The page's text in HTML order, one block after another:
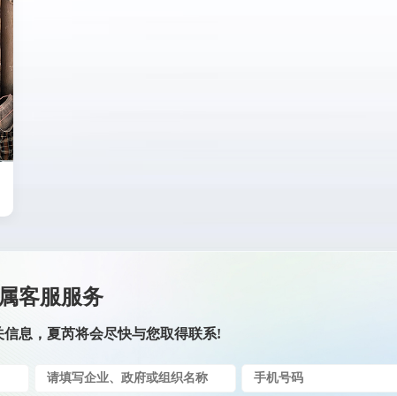
客服服务
信息，夏芮将会尽快与您取得联系!